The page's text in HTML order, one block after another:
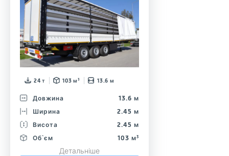
24 т 103 м³ 13.6 м
Довжина
13.6 м
Ширина
2.45 м
Висота
2.45 м
Об`єм
103 м³
Детальніше